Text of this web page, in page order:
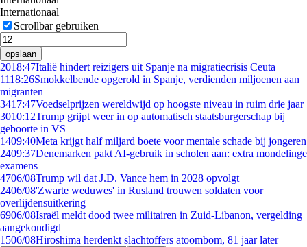
Internationaal
Scrollbar gebruiken
opslaan
2018:47Italië hindert reizigers uit Spanje na migratiecrisis Ceuta
1118:26Smokkelbende opgerold in Spanje, verdienden miljoenen aan
migranten
3417:47Voedselprijzen wereldwijd op hoogste niveau in ruim drie jaar
3010:12Trump grijpt weer in op automatisch staatsburgerschap bij
geboorte in VS
1409:40Meta krijgt half miljard boete voor mentale schade bij jongeren
2409:37Denemarken pakt AI-gebruik in scholen aan: extra mondelinge
examens
4706/08Trump wil dat J.D. Vance hem in 2028 opvolgt
2406/08'Zwarte weduwes' in Rusland trouwen soldaten voor
overlijdensuitkering
6906/08Israël meldt dood twee militairen in Zuid-Libanon, vergelding
aangekondigd
1506/08Hiroshima herdenkt slachtoffers atoombom, 81 jaar later